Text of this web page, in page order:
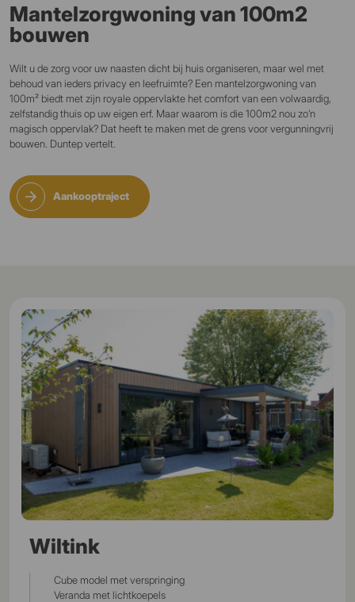
Mantelzorgwoning van 100m2
bouwen
Wilt u de zorg voor uw naasten dicht bij huis organiseren, maar wel met
behoud van ieders privacy en leefruimte? Een mantelzorgwoning van
100m² biedt met zijn royale oppervlakte het comfort van een volwaardig,
zelfstandig thuis op uw eigen erf. Maar waarom is die 100m2 nou zo’n
magisch oppervlak? Dat heeft te maken met de grens voor vergunningvrij
bouwen. Duntep vertelt.
Aankooptraject
Wiltink
Cube model met verspringing
Veranda met lichtkoepels